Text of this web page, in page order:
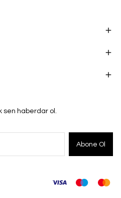
sen haberdar ol.
Abone Ol